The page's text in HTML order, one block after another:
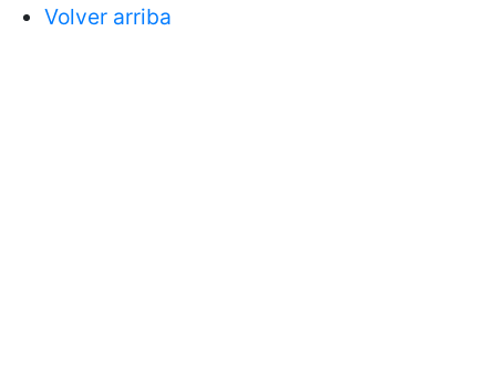
Volver arriba